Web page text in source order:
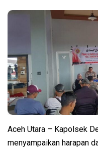
Aceh Utara – Kapolsek
menyampaikan harapan